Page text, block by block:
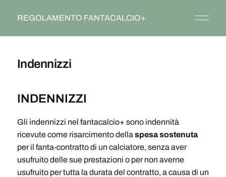
REGOLAMENTO FANTACALCIO+
Indennizzi
INDENNIZZI
Gli indennizzi nel fantacalcio+ sono indennità
ricevute come risarcimento della spesa sostenuta
per il fanta-contratto di un calciatore, senza aver
usufruito delle sue prestazioni o per non averne
usufruito per tutta la durata del contratto, a causa di un